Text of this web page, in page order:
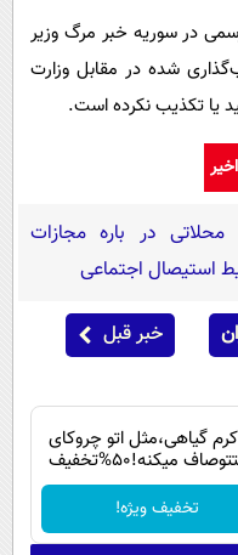
در سوریه خبر مرگ وزیر
شده در مقابل وزارت
یا تکذیب نکرده است.
در باره مجازات
استیصال اجتماعی
خبر قبل
گیاهی،مثل اتو چروکای
میکنه!50%تخفیف
تخفیف ویژه!